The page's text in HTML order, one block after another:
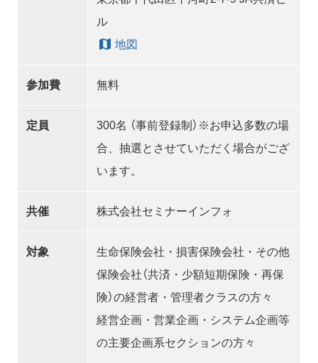
ル
地図
参加費 無料
定員
300名 （事前登録制）※お申込多数の場
合、抽選とさせていただく場合がござ
います。
共催 株式会社セミナーインフォ
対象
生命保険会社・損害保険会社・その他
保険会社（共済・少額短期保険・再保
険）の経営者・管理者クラスの方々
経営企画・営業企画・システム企画等
の主要企画系セクションの方々